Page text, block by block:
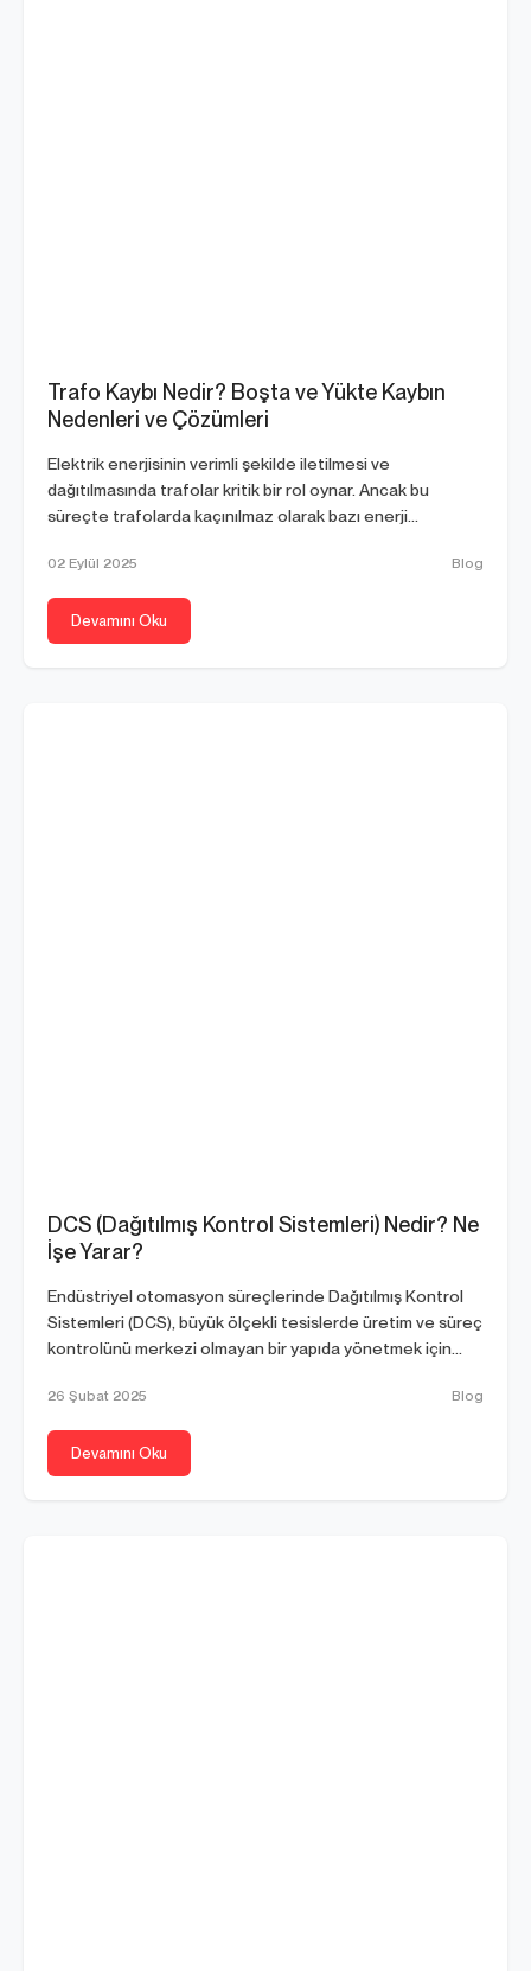
Trafo Kaybı Nedir? Boşta ve Yükte Kaybın
Nedenleri ve Çözümleri
Elektrik enerjisinin verimli şekilde iletilmesi ve
dağıtılmasında trafolar kritik bir rol oynar. Ancak bu
süreçte trafolarda kaçınılmaz olarak bazı enerji...
02 Eylül 2025 Blog
Devamını Oku
DCS (Dağıtılmış Kontrol Sistemleri) Nedir? Ne
İşe Yarar?
Endüstriyel otomasyon süreçlerinde Dağıtılmış Kontrol
Sistemleri (DCS), büyük ölçekli tesislerde üretim ve süreç
kontrolünü merkezi olmayan bir yapıda yönetmek için...
26 Şubat 2025 Blog
Devamını Oku